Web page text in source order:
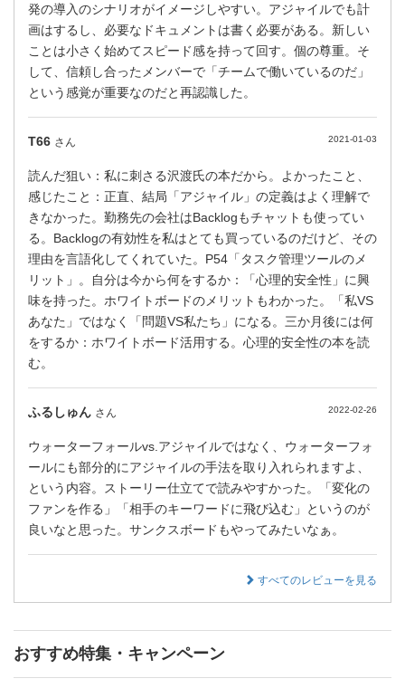
発の導入のシナリオがイメージしやすい。アジャイルでも計
画はするし、必要なドキュメントは書く必要がある。新しい
ことは小さく始めてスピード感を持って回す。個の尊重。そ
して、信頼し合ったメンバーで「チームで働いているのだ」
という感覚が重要なのだと再認識した。
T66 さん 2021-01-03
読んだ狙い：私に刺さる沢渡氏の本だから。よかったこと、
感じたこと：正直、結局「アジャイル」の定義はよく理解で
きなかった。勤務先の会社はBacklogもチャットも使ってい
る。Backlogの有効性を私はとても買っているのだけど、その
理由を言語化してくれていた。P54「タスク管理ツールのメ
リット」。自分は今から何をするか：「心理的安全性」に興
味を持った。ホワイトボードのメリットもわかった。「私VS
あなた」ではなく「問題VS私たち」になる。三か月後には何
をするか：ホワイトボード活用する。心理的安全性の本を読
む。
ふるしゅん さん 2022-02-26
ウォーターフォールvs.アジャイルではなく、ウォーターフォ
ールにも部分的にアジャイルの手法を取り入れられますよ、
という内容。ストーリー仕立てで読みやすかった。「変化の
ファンを作る」「相手のキーワードに飛び込む」というのが
良いなと思った。サンクスボードもやってみたいなぁ。
すべてのレビューを見る
おすすめ特集・キャンペーン